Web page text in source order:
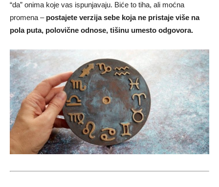
“da” onima koje vas ispunjavaju. Biće to tiha, ali moćna
promena – postajete verzija sebe koja ne pristaje više na
pola puta, polovične odnose, tišinu umesto odgovora.